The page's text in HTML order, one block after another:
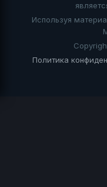
Используя
Политика